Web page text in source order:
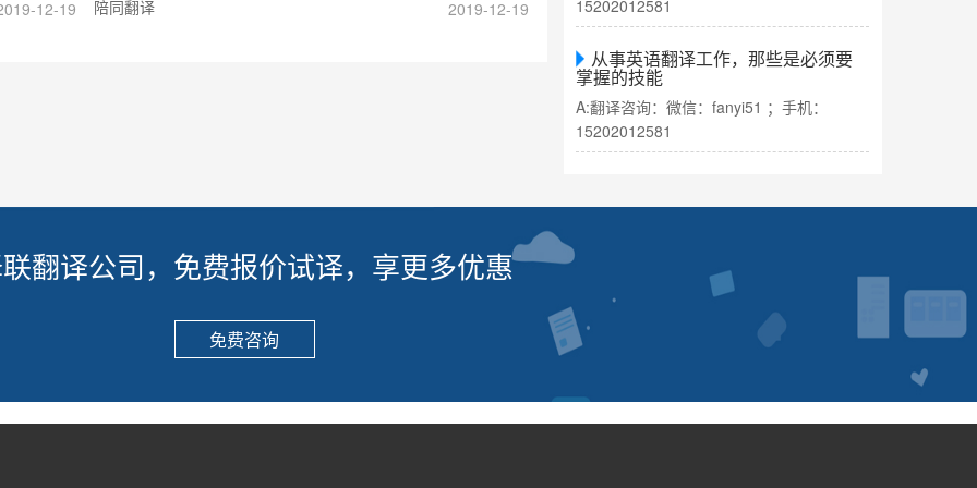
12-19 陪同翻译 2019-12-19 15202012581
从事英语翻译工作，那些是必须要
掌握的技能
A:翻译咨询：微信：fanyi51 ；手机：
15202012581
翻译公司，免费报价试译，享更多优惠
免费咨询